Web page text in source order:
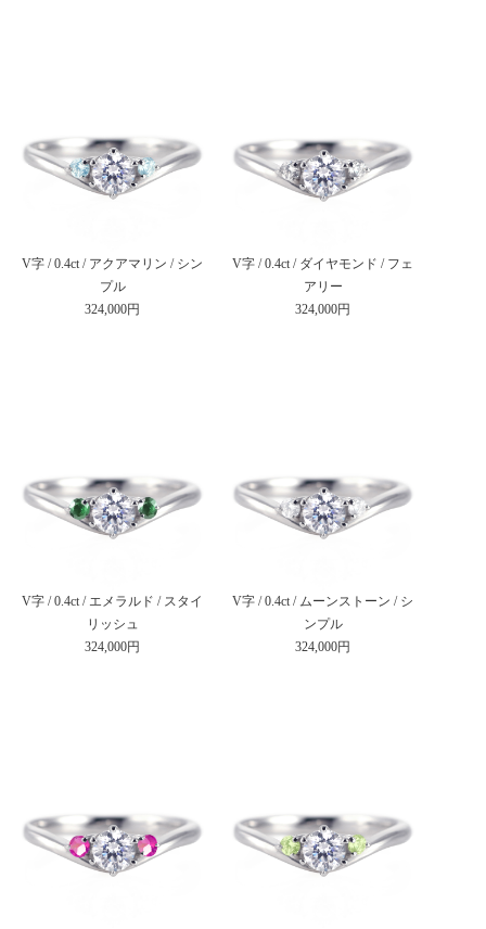
V字 / 0.4ct / アクアマリン / シン
プル
324,000円
V字 / 0.4ct / ダイヤモンド / フェ
アリー
324,000円
V字 / 0.4ct / エメラルド / スタイ
リッシュ
324,000円
V字 / 0.4ct / ムーンストーン / シ
ンプル
324,000円